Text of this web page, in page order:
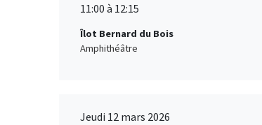
11:00 à 12:15
Îlot Bernard du Bois
Amphithéâtre
Jeudi 12 mars 2026